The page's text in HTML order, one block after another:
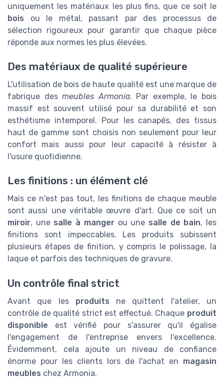
uniquement les matériaux les plus fins, que ce soit le
bois ou le métal, passant par des processus de
sélection rigoureux pour garantir que chaque pièce
réponde aux normes les plus élevées.
Des matériaux de qualité supérieure
L'utilisation de bois de haute qualité est une marque de
fabrique desmeubles Armonia. Par exemple, le bois
massif est souvent utilisé pour sa durabilité et son
esthétisme intemporel. Pour les canapés, des tissus
haut de gamme sont choisis non seulement pour leur
confort mais aussi pour leur capacité à résister à
l'usure quotidienne.
Les finitions : un élément clé
Mais ce n'est pas tout, les finitions de chaque meuble
sont aussi une véritable œuvre d'art. Que ce soit un
miroir, une salle à mangerou une salle de bain, les
finitions sont impeccables. Les produits subissent
plusieurs étapes de finition, y compris le polissage, la
laque et parfois des techniques de gravure.
Un contrôle final strict
Avant que les produits ne quittent l'atelier, un
contrôle de qualité strict est effectué. Chaque produit
disponible est vérifié pour s'assurer qu'il égalise
l'engagement de l'entreprise envers l'excellence.
Évidemment, cela ajoute un niveau de confiance
énorme pour les clients lors de l'achat en magasin
meubles chez Armonia.